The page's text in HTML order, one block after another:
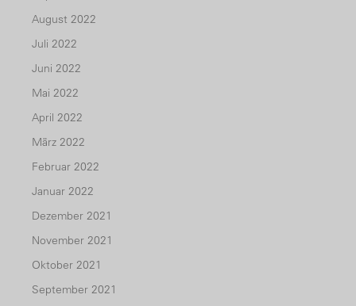
August 2022
Juli 2022
Juni 2022
Mai 2022
April 2022
März 2022
Februar 2022
Januar 2022
Dezember 2021
November 2021
Oktober 2021
September 2021